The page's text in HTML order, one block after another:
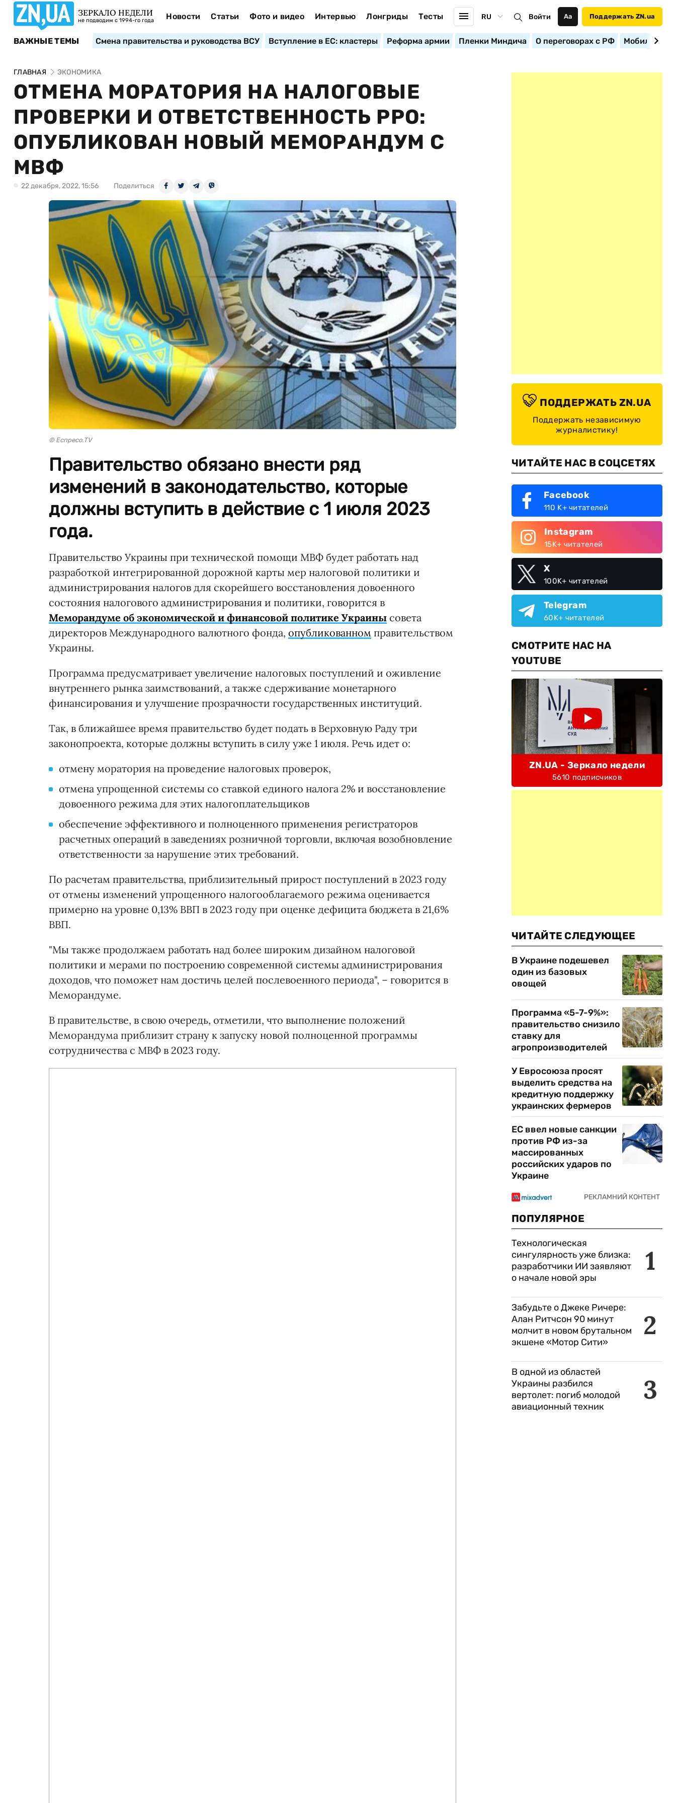
ЗЕРКАЛО НЕДЕЛИ
не подводим с 1994-го года Новости Статьи Фото и видео Интервью Лонгриды Тесты RU Войти Аа Поддержать ZN.ua
ВАЖНЫЕ ТЕМЫ Смена правительства и руководства ВСУ Вступление в ЕС: кластеры Реформа армии Пленки Миндича О переговорах с РФ
ГЛАВНАЯ ЭКОНОМИКА
ОТМЕНА МОРАТОРИЯ НА НАЛОГОВЫЕ
ПРОВЕРКИ И ОТВЕТСТВЕННОСТЬ РРО:
ОПУБЛИКОВАН НОВЫЙ МЕМОРАНДУМ С
МВФ
22 декабря, 2022, 15:56 Поделиться
© Еспресо.TV
Правительство обязано внести ряд
изменений в законодательство, которые
должны вступить в действие с 1 июля 2023
года.
Правительство Украины при технической помощи МВФ будет работать над
разработкой интегрированной дорожной карты мер налоговой политики и
администрирования налогов для скорейшего восстановления довоенного
состояния налогового администрирования и политики, говорится в
Меморандуме об экономической и финансовой политике Украины совета
директоров Международного валютного фонда, опубликованном правительством
Украины.
Программа предусматривает увеличение налоговых поступлений и оживление
внутреннего рынка заимствований, а также сдерживание монетарного
финансирования и улучшение прозрачности государственных институций.
Так, в ближайшее время правительство будет подать в Верховную Раду три
законопроекта, которые должны вступить в силу уже 1 июля. Речь идет о:
отмену моратория на проведение налоговых проверок,
отмена упрощенной системы со ставкой единого налога 2% и восстановление
довоенного режима для этих налогоплательщиков
обеспечение эффективного и полноценного применения регистраторов
расчетных операций в заведениях розничной торговли, включая возобновление
ответственности за нарушение этих требований.
По расчетам правительства, приблизительный прирост поступлений в 2023 году
от отмены изменений упрощенного налогооблагаемого режима оценивается
примерно на уровне 0,13% ВВП в 2023 году при оценке дефицита бюджета в 21,6%
ВВП.
"Мы также продолжаем работать над более широким дизайном налоговой
политики и мерами по построению современной системы администрирования
доходов, что поможет нам достичь целей послевоенного периода", – говорится в
Меморандуме.
В правительстве, в свою очередь, отметили, что выполнение положений
Меморандума приблизит страну к запуску новой полноценной программы
сотрудничества с МВФ в 2023 году.
ПОДДЕРЖАТЬ ZN.UA
Поддержать независимую
журналистику!
ЧИТАЙТЕ НАС В СОЦСЕТЯХ
Facebook
110 K+ читателей
Instagram
15K+ читателей
X
100K+ читателей
Telegram
60K+ читателей
СМОТРИТЕ НАС НА
YOUTUBE
ZN.UA - Зеркало недели
5610 подписчиков
ЧИТАЙТЕ СЛЕДУЮЩЕЕ
В Украине подешевел
один из базовых
овощей
Программа «5-7-9%»:
правительство снизило
ставку для
агропроизводителей
У Евросоюза просят
выделить средства на
кредитную поддержку
украинских фермеров
ЕС ввел новые санкции
против РФ из-за
массированных
российских ударов по
Украине
ПОПУЛЯРНОЕ
1
Технологическая
сингулярность уже близка:
разработчики ИИ заявляют
о начале новой эры
2
Забудьте о Джеке Ричере:
Алан Ритчсон 90 минут
молчит в новом брутальном
экшене «Мотор Сити»
3
В одной из областей
Украины разбился
вертолет: погиб молодой
авиационный техник